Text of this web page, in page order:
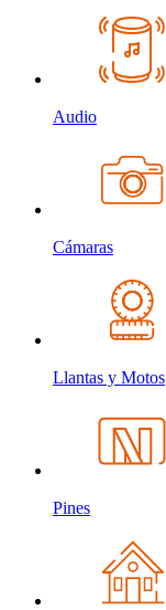
Audio
Cámaras
Llantas y Motos
Pines